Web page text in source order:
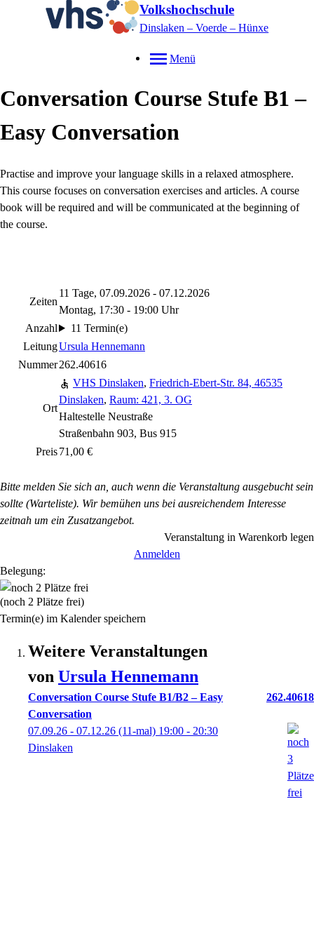
Volkshochschule
Dinslaken – Voerde – Hünxe
Menü
Conversation Course Stufe B1 –
Easy Conversation
Practise and improve your language skills in a relaxed atmosphere.
This course focuses on conversation exercises and articles. A course
book will be required and will be communicated at the beginning of
the course.
Zeiten
11 Tage, 07.09.2026 - 07.12.2026
Montag, 17:30 - 19:00 Uhr
Anzahl
11 Termin(e)
LeitungUrsula Hennemann
Nummer262.40616
Ort
VHS Dinslaken, Friedrich-Ebert-Str. 84, 46535
Dinslaken, Raum: 421, 3. OG
Haltestelle Neustraße
Straßenbahn 903, Bus 915
Preis71,00 €
Bitte melden Sie sich an, auch wenn die Veranstaltung ausgebucht sein
sollte (Warteliste). Wir bemühen uns bei ausreichendem Interesse
zeitnah um ein Zusatzangebot.
Veranstaltung in Warenkorb legen
Anmelden
Belegung:
(noch 2 Plätze frei)
Termin(e) im Kalender speichern
Weitere Veranstaltungen
von Ursula Hennemann
Conversation Course Stufe B1/B2 – Easy
Conversation
262.40618
07.09.26 - 07.12.26 (11-mal) 19:00 - 20:30
Dinslaken